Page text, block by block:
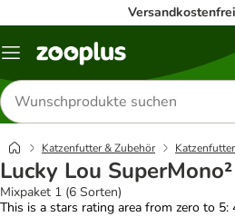
Menü
Produkte
suchen
Katzenfutter & Zubehör
Lucky Lou
Mixpaket 1 (6 Sorten)
This is a stars rating area from zero to 5: